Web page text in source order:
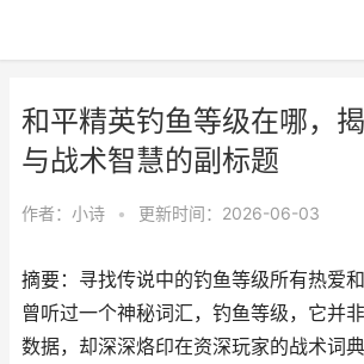
和平精英钓鱼等级在哪，
与战术智慧的副标题
作者： 小诗 • 更新时间：2026-06-03
摘要：寻找传说中的钓鱼等级所有热爱
曾听过一个神秘词汇，钓鱼等级，它并
数据，却深深烙印在资深玩家的战术词